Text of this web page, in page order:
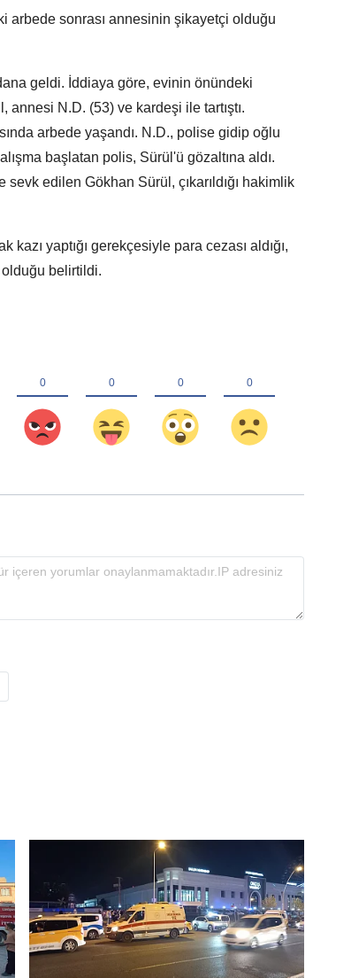
arbede sonrası annesinin şikayetçi olduğu
geldi. İddiaya göre, evinin önündeki
N.D. (53) ve kardeşi ile tartıştı.
arbede yaşandı. N.D., polise gidip oğlu
başlatan polis, Sürül'ü gözaltına aldı.
edilen Gökhan Sürül, çıkarıldığı hakimlik
kazı yaptığı gerekçesiyle para cezası aldığı,
belirtildi.